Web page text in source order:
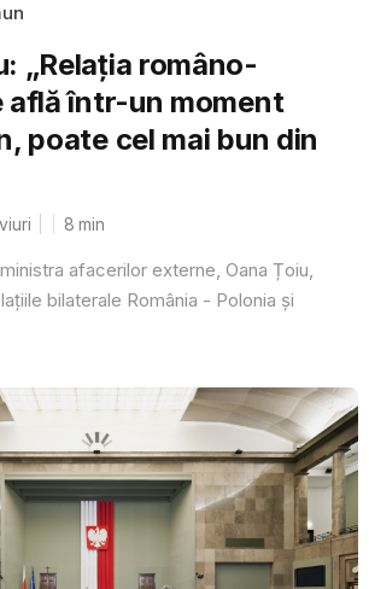
„Relația româno-
află într-un moment
poate cel mai bun din
8 min
afacerilor externe, Oana Țoiu,
bilaterale România - Polonia și